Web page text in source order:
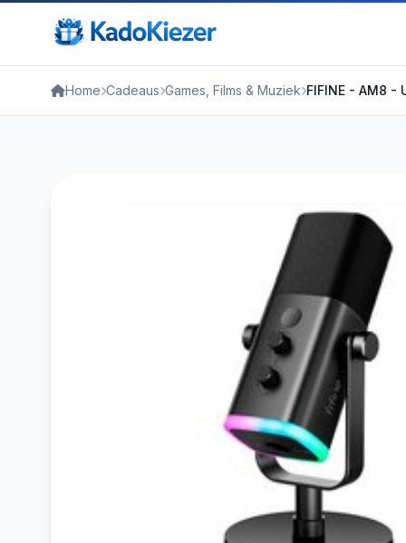
Home Cadeaus Games, Films & Muziek FIFINE - AM8 -